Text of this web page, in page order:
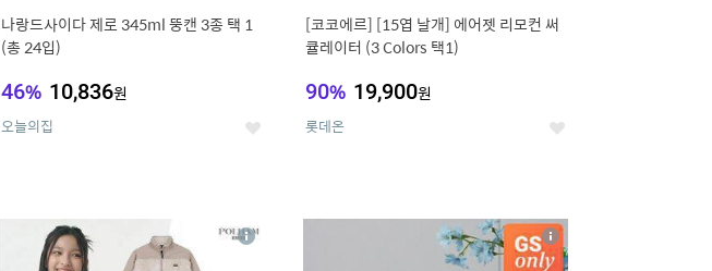
나랑드사이다 제로 345ml 뚱캔 3종 택 1
(총 24입)
46% 10,836원
오늘의집 좋
[코코에르] [15엽 날개] 에어젯 리모컨 써
큘레이터 (3 Colors 택1)
90% 19,900원
롯데온 좋
상
12
상
세